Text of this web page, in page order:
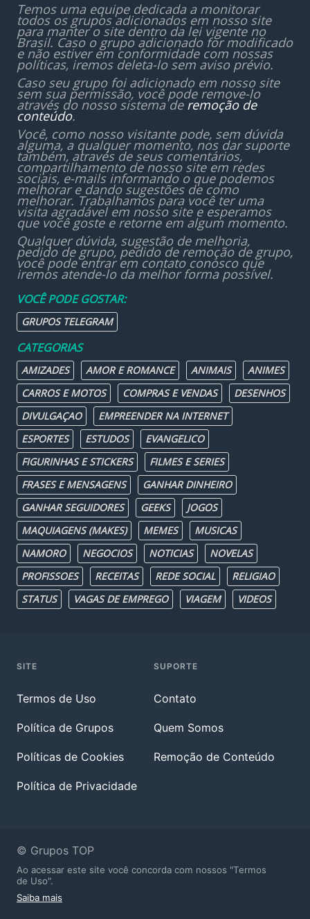
Temos uma equipe dedicada a monitorar
todos os grupos adicionados em nosso site
para manter o site dentro da lei vigente no
Brasil. Caso o grupo adicionado for modificado
e não estiver em conformidade com nossas
políticas, iremos deleta-lo sem aviso prévio.
Caso seu grupo foi adicionado em nosso site
sem sua permissão, você pode remove-lo
através do nosso sistema de remoção de
conteúdo.
Você, como nosso visitante pode, sem dúvida
alguma, a qualquer momento, nos dar suporte
também, através de seus comentários,
compartilhamento de nosso site em redes
sociais, e-mails informando o que podemos
melhorar e dando sugestões de como
melhorar. Trabalhamos para você ter uma
visita agradável em nosso site e esperamos
que você goste e retorne em algum momento.
Qualquer dúvida, sugestão de melhoria,
pedido de grupo, pedido de remoção de grupo,
você pode entrar em contato conosco que
iremos atende-lo da melhor forma possível.
VOCÊ PODE GOSTAR:
GRUPOS TELEGRAM
CATEGORIAS
AMIZADES AMOR E ROMANCE ANIMAIS
ANIMES
CARROS E MOTOS
COMPRAS E VENDAS
DESENHOS
DIVULGAÇAO
EMPREENDER NA INTERNET
ESPORTES
ESTUDOS
EVANGELICO
FIGURINHAS E STICKERS
FILMES E SERIES
FRASES E MENSAGENS
GANHAR DINHEIRO
GANHAR SEGUIDORES
GEEKS
JOGOS
MAQUIAGENS (MAKES)
MEMES
MUSICAS
NAMORO
NEGOCIOS NOTICIAS
NOVELAS
PROFISSOES
RECEITAS REDE SOCIAL
RELIGIAO
STATUS
VAGAS DE EMPREGO VIAGEM VIDEOS
SITE
Termos de Uso
Política de Grupos
Políticas de Cookies
Política de Privacidade
SUPORTE
Contato
Quem Somos
Remoção de Conteúdo
© Grupos TOP
Ao acessar este site você concorda com nossos "Termos
de Uso".
Saiba mais